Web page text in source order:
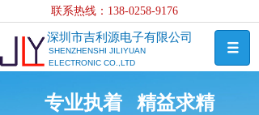
联系热线：138-0258-9176
深圳市吉利源电子有限公司
SHENZHENSHI JILIYUAN
ELECTRONIC CO.,LTD
专业执着 精益求精